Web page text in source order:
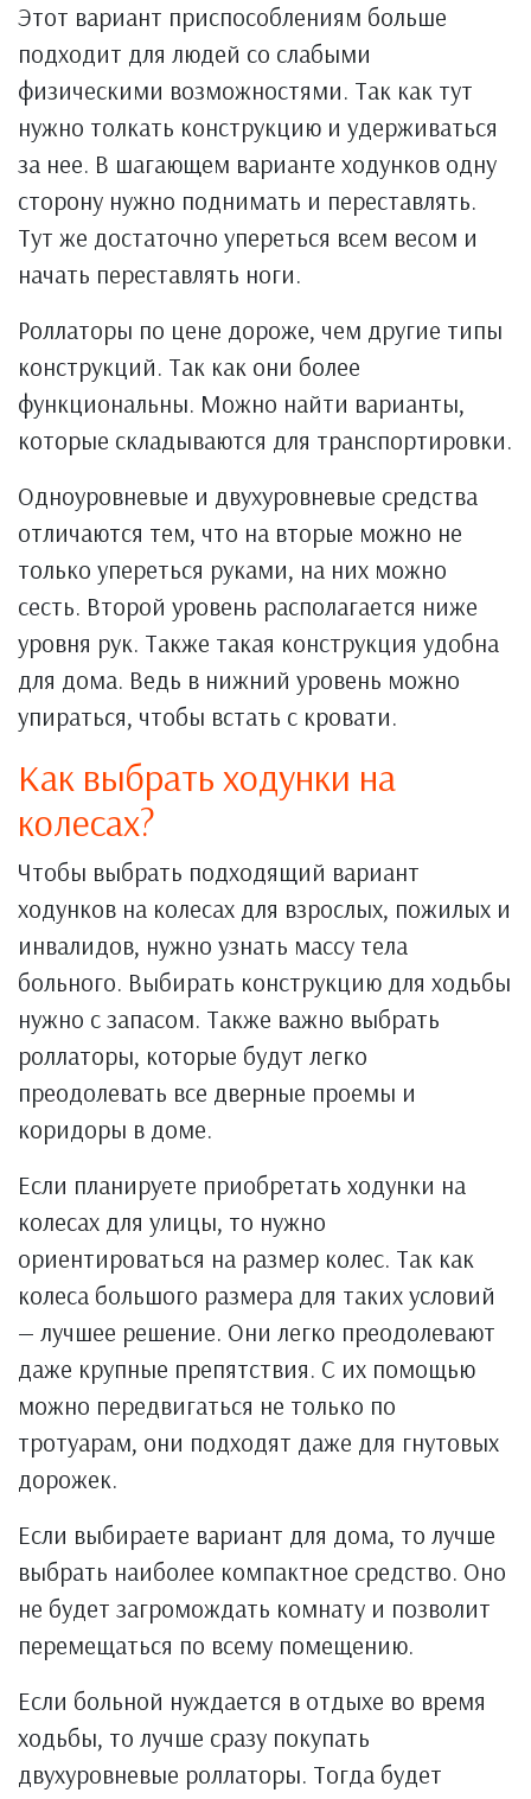
Этот вариант приспособлениям больше
подходит для людей со слабыми
физическими возможностями. Так как тут
нужно толкать конструкцию и удерживаться
за нее. В шагающем варианте ходунков одну
сторону нужно поднимать и переставлять.
Тут же достаточно упереться всем весом и
начать переставлять ноги.
Роллаторы по цене дороже, чем другие типы
конструкций. Так как они более
функциональны. Можно найти варианты,
которые складываются для транспортировки.
Одноуровневые и двухуровневые средства
отличаются тем, что на вторые можно не
только упереться руками, на них можно
сесть. Второй уровень располагается ниже
уровня рук. Также такая конструкция удобна
для дома. Ведь в нижний уровень можно
упираться, чтобы встать с кровати.
Как выбрать ходунки на
колесах?
Чтобы выбрать подходящий вариант
ходунков на колесах для взрослых, пожилых и
инвалидов, нужно узнать массу тела
больного. Выбирать конструкцию для ходьбы
нужно с запасом. Также важно выбрать
роллаторы, которые будут легко
преодолевать все дверные проемы и
коридоры в доме.
Если планируете приобретать ходунки на
колесах для улицы, то нужно
ориентироваться на размер колес. Так как
колеса большого размера для таких условий
— лучшее решение. Они легко преодолевают
даже крупные препятствия. С их помощью
можно передвигаться не только по
тротуарам, они подходят даже для гнутовых
дорожек.
Если выбираете вариант для дома, то лучше
выбрать наиболее компактное средство. Оно
не будет загромождать комнату и позволит
перемещаться по всему помещению.
Если больной нуждается в отдыхе во время
ходьбы, то лучше сразу покупать
двухуровневые роллаторы. Тогда будет